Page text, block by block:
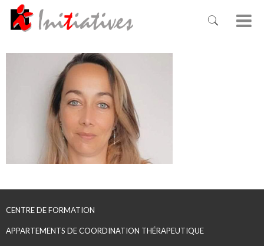
CENTRE DE FORMATION
APPARTEMENTS DE COORDINATION THÉRAPEUTIQUE